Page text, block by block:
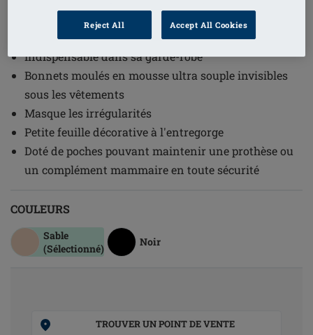
Référence de l'article: 0674 Lara SBP
Indispensable dans sa garde-robe
Bonnets moulés en mousse ultra souple invisibles
sous les vêtements
Masque les irrégularités
Petite feuille décorative à l'entregorge
Doté de poches pouvant maintenir une prothèse ou
un complément mammaire en toute sécurité
COULEURS
Sable
(Sélectionné)
Noir
TROUVER UN POINT DE VENTE
Reject All Accept All Cookies